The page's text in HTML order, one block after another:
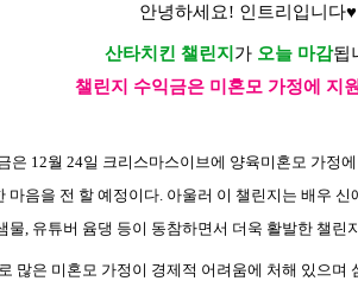
안녕하세요! 인트리입니다♥
산타치킨 챌린지 가 오늘 마감됩
챌린지 수익금은 미혼모 가정에 지
은 12월 24일 크리스마스이브에 양육미혼모 가정
마음을 전 할 예정이다. 아울러 이 챌린지는 배우
, 유튜버 윰댕 등이 동참하면서 더욱 활발한 챌린
많은 미혼모 가정이 경제적 어려움에 처해 있으며